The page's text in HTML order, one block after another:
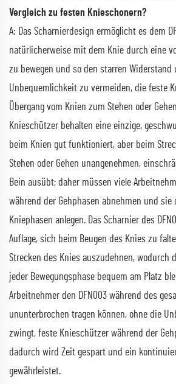
Vergleich zu festen Knieschonern?
A: Das Scharnierdesign ermöglicht es dem
natürlicherweise mit dem Knie durch eine
zu bewegen und so den starren Widerstand
Unbequemlichkeit zu vermeiden, die feste
Übergang vom Knien zum Stehen oder
Knieschützer behalten eine einzige,
beim Knien gut funktioniert, aber beim
Stehen oder Gehen unangenehmen,
Bein ausübt; daher müssen viele
während der Gehphasen abnehmen und
Kniephasen anlegen. Das Scharnier des
Auflage, sich beim Beugen des Knies zu
Strecken des Knies auszudehnen, wodurch
jeder Bewegungsphase bequem am Platz
Arbeitnehmer den DFN003 während des
ununterbrochen tragen können, ohne die
zwingt, feste Knieschützer während der
dadurch wird Zeit gespart und ein
gewährleistet.